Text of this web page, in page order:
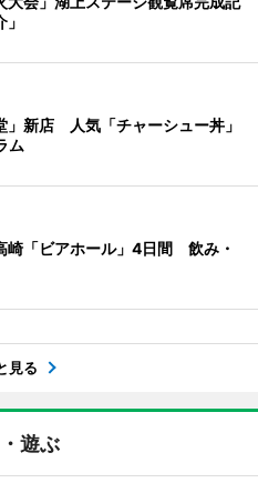
」新店 人気「チャーシュー丼」
ム
崎「ビアホール」4日間 飲み・
見る
遊ぶ